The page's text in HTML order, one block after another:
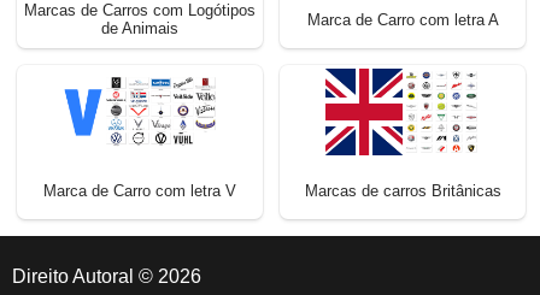
Marcas de Carros com Logótipos
de Animais
Marca de Carro com letra A
Marca de Carro com letra V Marcas de carros Britânicas
Direito Autoral © 2026